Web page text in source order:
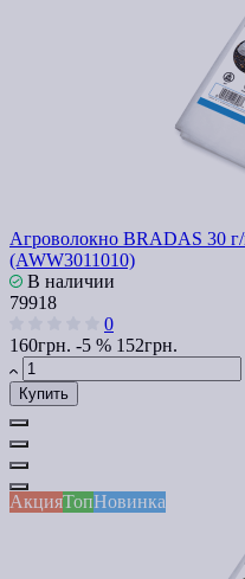
Агроволокно BRADAS 30
(AWW3011010)
В наличии
79918
0
160грн. -5 % 152грн.
Купить
АкцияТопНовинка